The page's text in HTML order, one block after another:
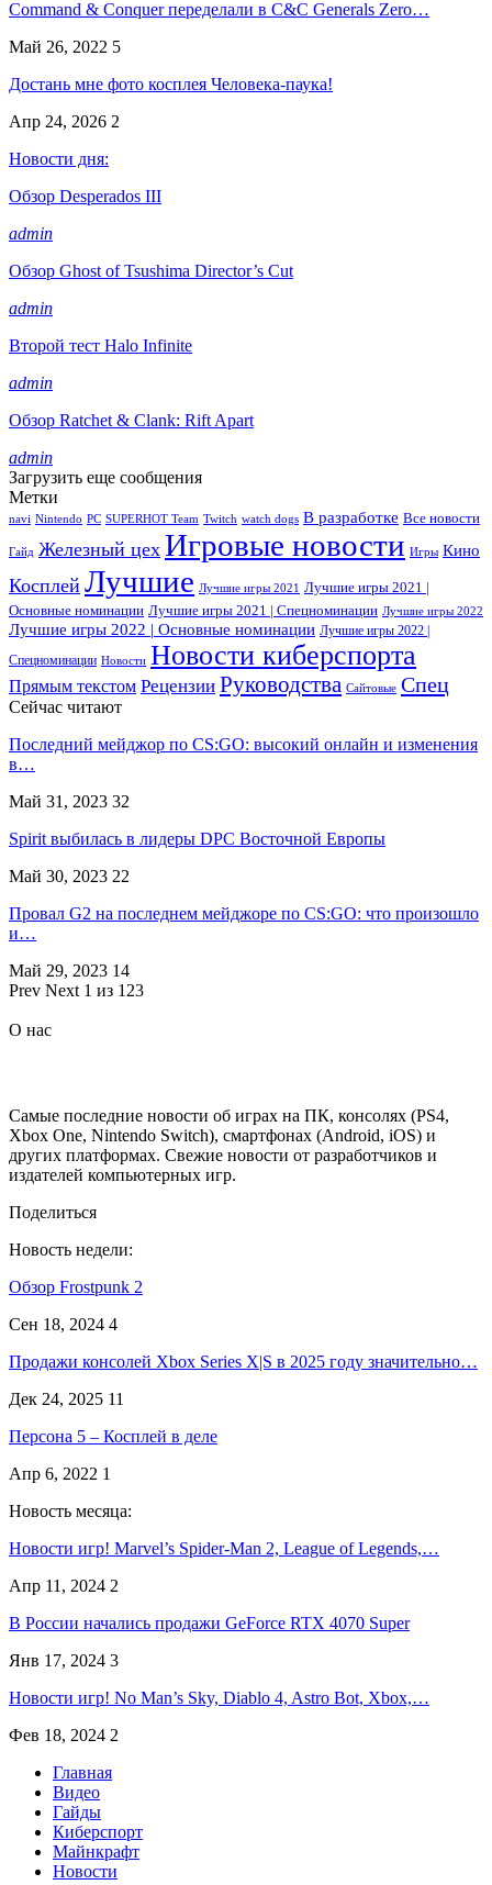
Command & Conquer переделали в C&C Generals Zero…
Май 26, 2022 5
Достань мне фото косплея Человека-паука!
Апр 24, 2026 2
Новости дня:
Обзор Desperados III
admin
Обзор Ghost of Tsushima Director’s Cut
admin
Второй тест Halo Infinite
admin
Обзор Ratchet & Clank: Rift Apart
admin
Загрузить еще сообщения
Метки
navi Nintendo PC SUPERHOT Team Twitch watch dogs В разработке Все новости
Гайд Железный цех Игровые новости Игры Кино
Косплей Лучшие Лучшие игры 2021
Лучшие игры 2021 |
Основные номинации Лучшие игры 2021 | Спецноминации Лучшие игры 2022
Лучшие игры 2022 | Основные номинации Лучшие игры 2022 |
Спецноминации Новости Новости киберспорта
Прямым текстом Рецензии Руководства Сайтовые Спец
Сейчас читают
Последний мейджор по CS:GO: высокий онлайн и изменения
в…
Май 31, 2023 32
Spirit выбилась в лидеры DPC Восточной Европы
Май 30, 2023 22
Провал G2 на последнем мейджоре по CS:GO: что произошло
и…
Май 29, 2023 14
Prev Next 1 из 123
О нас
Самые последние новости об играх на ПК, консолях (PS4,
Xbox One, Nintendo Switch), смартфонах (Android, iOS) и
других платформах. Свежие новости от разработчиков и
издателей компьютерных игр.
Поделиться
Новость недели:
Обзор Frostpunk 2
Сен 18, 2024 4
Продажи консолей Xbox Series X|S в 2025 году значительно…
Дек 24, 2025 11
Персона 5 – Косплей в деле
Апр 6, 2022 1
Новость месяца:
Новости игр! Marvel’s Spider-Man 2, League of Legends,…
Апр 11, 2024 2
В России начались продажи GeForce RTX 4070 Super
Янв 17, 2024 3
Новости игр! No Man’s Sky, Diablo 4, Astro Bot, Xbox,…
Фев 18, 2024 2
Главная
Видео
Гайды
Киберспорт
Майнкрафт
Новости